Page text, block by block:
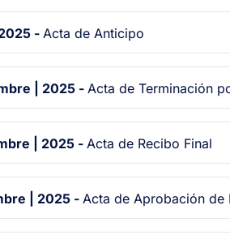
- Acta de Anticipo
| 2025 - Acta de Terminación
| 2025 - Acta de Recibo Final
| 2025 - Acta de Aprobación de